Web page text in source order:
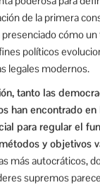
de la primera
presenciado cómo
políticos
legales modernos.
tanto las
han encontrado
para regular el
y objetivos
más autocráticos,
supremos